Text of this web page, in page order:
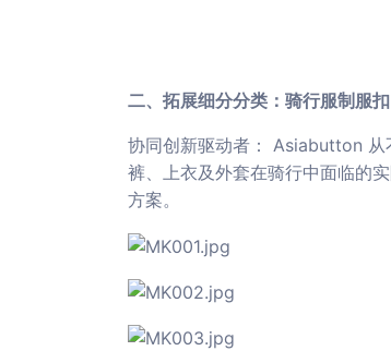
二、拓展细分分类：骑行服制服
协同创新驱动者： Asiabutton 从
裤、上衣及外套在骑行中面临的
方案。